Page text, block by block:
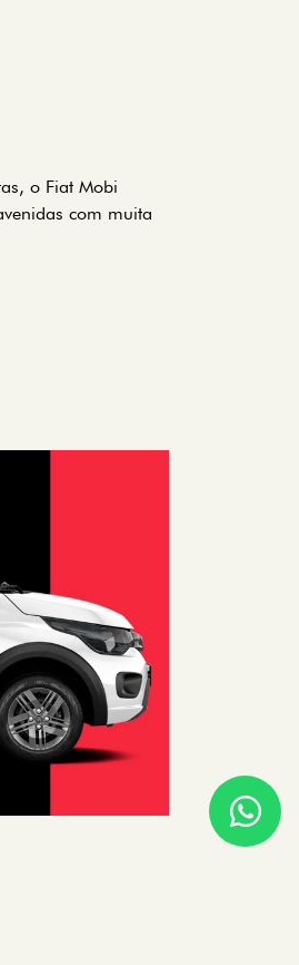
o Fiat Mobi
com muita